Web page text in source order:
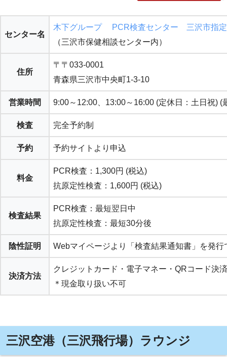
センター名
木下グループ PCR検査センター 三沢市指定
（三沢市保健相談センター内）
住所
〒〒033-0001
青森県三沢市中央町1-3-10
営業時間 9:00～12:00、13:00～16:00 (定休日：土日祝) (
検査 完全予約制
予約 予約サイトより申込
料金
PCR検査：1,300円 (税込)
抗原定性検査：1,600円 (税込)
検査結果
PCR検査：最短翌日中
抗原定性検査：最短30分後
陰性証明 Webマイページより「検査結果通知書」を発行
決済方法
クレジットカード・電子マネー・QRコード決
＊現金取り扱い不可
三沢空港（三沢飛行場）ラウンジ